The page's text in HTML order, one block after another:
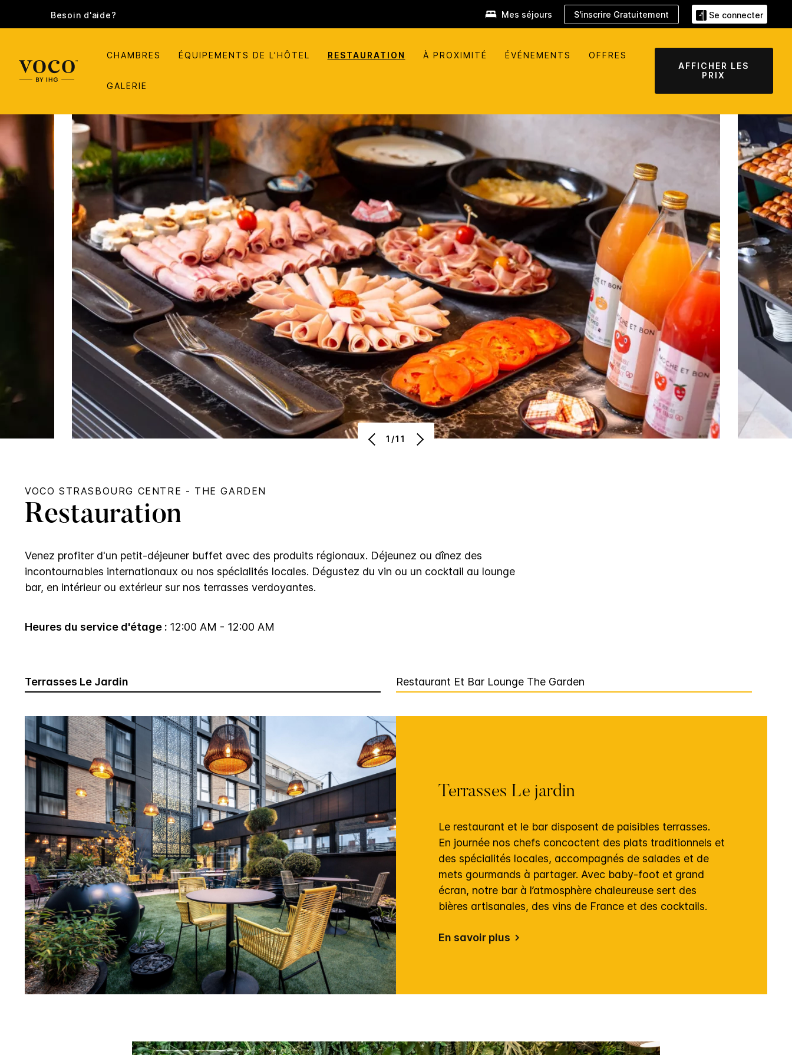
Besoin d'aide? Mes séjours S'inscrire Gratuitement Se connecter
CHAMBRES ÉQUIPEMENTS DE L’HÔTEL RESTAURATION À PROXIMITÉ ÉVÉNEMENTS OFFRES
GALERIE
AFFICHER LES
PRIX
1/11
VOCO STRASBOURG CENTRE - THE GARDEN
Restauration
Venez profiter d'un petit-déjeuner buffet avec des produits régionaux. Déjeunez ou dînez des
incontournables internationaux ou nos spécialités locales. Dégustez du vin ou un cocktail au lounge
bar, en intérieur ou extérieur sur nos terrasses verdoyantes.
Heures du service d'étage : 12:00 AM - 12:00 AM
Terrasses Le Jardin Restaurant Et Bar Lounge The Garden
Terrasses Le jardin
Le restaurant et le bar disposent de paisibles terrasses.
En journée nos chefs concoctent des plats traditionnels et
des spécialités locales, accompagnés de salades et de
mets gourmands à partager. Avec baby-foot et grand
écran, notre bar à l’atmosphère chaleureuse sert des
bières artisanales, des vins de France et des cocktails.
En savoir plus